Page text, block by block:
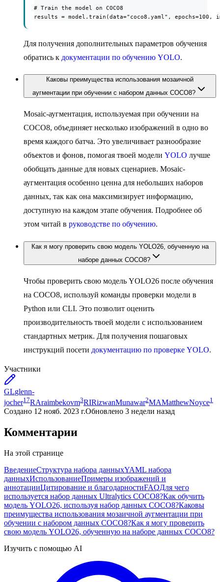
# Train the model on COCO8
results = model.train(data="coco8.yaml", epochs=100,
Для получения дополнительных параметров обучения
обратись к документации по обучению YOLO.
Каковы преимущества использования мозаичной
аугментации при обучении с набором данных COCO8?
Mosaic-аугментация, используемая при обучении на
COCO8, объединяет несколько изображений в одно во
время каждого батча. Это увеличивает разнообразие
объектов и фонов, помогая твоей модели YOLO лучше
обобщать данные для новых сценариев. Mosaic-
аугментация особенно ценна для небольших наборов
данных, так как она максимизирует информацию,
доступную на каждом этапе обучения. Подробнее об
этом читай в руководстве по обучению.
Как я могу проверить свою модель YOLO26, обученную на
наборе данных COCO8?
Чтобы проверить свою модель YOLO26 после обучения
на COCO8, используй команды проверки модели в
Python или CLI. Это позволит оценить
производительность твоей модели с использованием
стандартных метрик. Для получения пошаговых
инструкций посети документацию по проверке YOLO.
Участники
GLglenn-
jocher17RAraimbekovm3RIRizwanMunawar2MAMatthewNoyce1
Создано 12 нояб. 2023 г.Обновлено 3 недели назад
Комментарии
На этой странице
ВведениеСтруктура набора данныхYAML набора
данныхИспользованиеПримеры изображений и
аннотацииЦитирование и благодарностиFAQДля чего
используется набор данных Ultralytics COCO8?Как обучить
модель YOLO26, используя набор данных COCO8?Каковы
преимущества использования мозаичной аугментации при
обучении с набором данных COCO8?Как я могу проверить
свою модель YOLO26, обученную на наборе данных COCO8?
Изучить с помощью AI